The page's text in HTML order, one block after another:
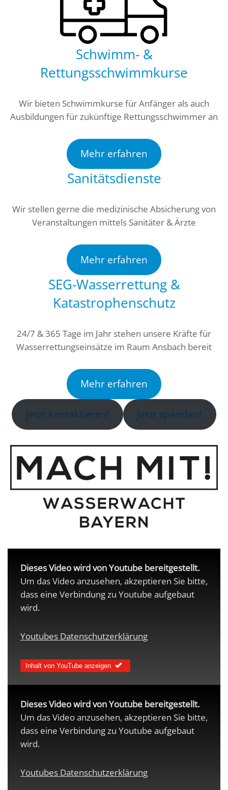
Schwimm- &
Rettungsschwimmkurse
Wir bieten Schwimmkurse für Anfänger als auch
Ausbildungen für zukünftige Rettungsschwimmer an
Mehr erfahren
Sanitätsdienste
Wir stellen gerne die medizinische Absicherung von
Veranstaltungen mittels Sanitäter & Ärzte
Mehr erfahren
SEG-Wasserrettung &
Katastrophenschutz
24/7 & 365 Tage im Jahr stehen unsere Kräfte für
Wasserrettungseinsätze im Raum Ansbach bereit
Mehr erfahren
Jetzt kontaktieren! Jetzt spenden!
Dieses Video wird von Youtube bereitgestellt.
Um das Video anzusehen, akzeptieren Sie bitte,
dass eine Verbindung zu Youtube aufgebaut
wird.
Youtubes Datenschutzerklärung
Inhalt von YouTube anzeigen
Dieses Video wird von Youtube bereitgestellt.
Um das Video anzusehen, akzeptieren Sie bitte,
dass eine Verbindung zu Youtube aufgebaut
wird.
Youtubes Datenschutzerklärung